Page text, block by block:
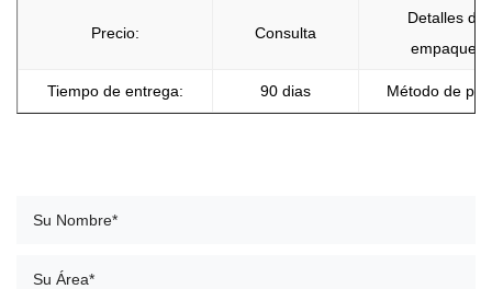
Precio: Consulta
Detalles de
empaque:
Tiempo de entrega: 90 dias Método de